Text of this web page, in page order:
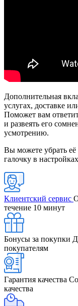
Дополнительная
услугах, доставке
Поможет вам
и развеять его
усмотрению.
Вы можете убрать
галочку в
Клиентский сервис
течение 10 минут
Бонусы за покупки
покупателям
Гарантия качества
качества